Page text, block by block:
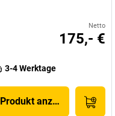
Netto
175,- €
3-4 Werktage
Produkt anzeigen